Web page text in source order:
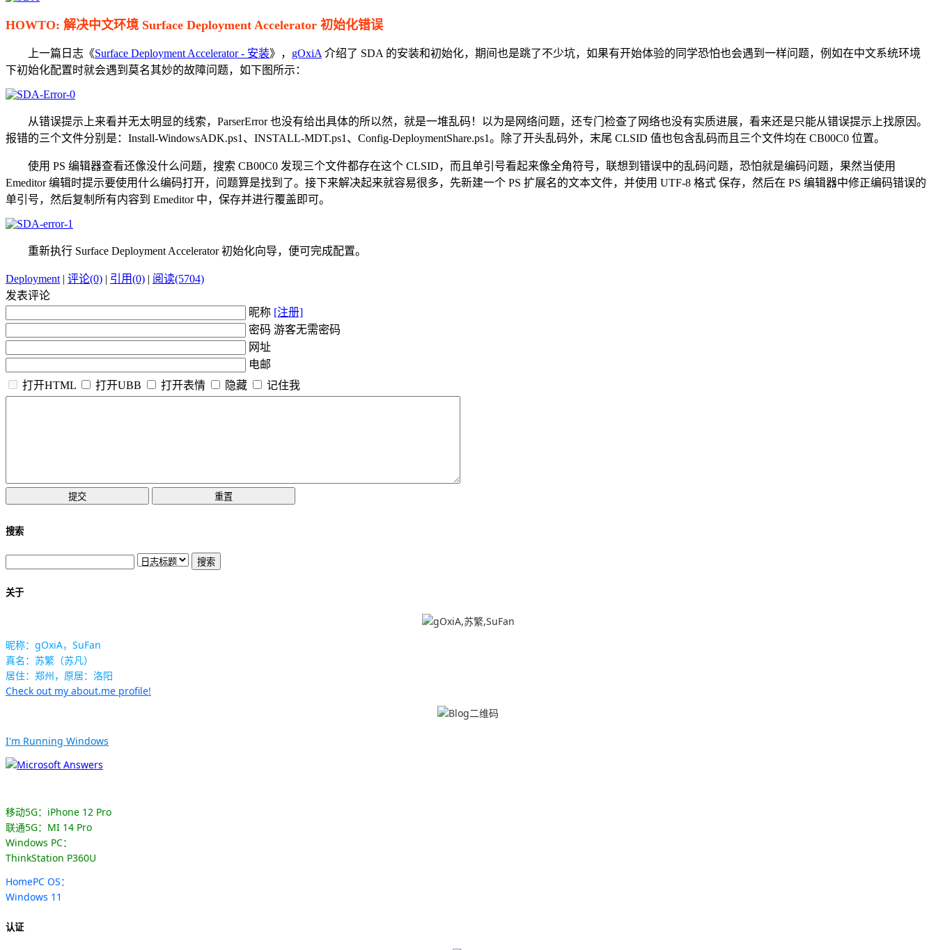
HOWTO: 解决中文环境 Surface Deployment Accelerator 初始化错误
上一篇日志《Surface Deployment Accelerator - 安装》， gOxiA介绍了 SDA 的安装和初始化，期间也是跳了不少坑，如果有开始体验的同学恐怕也会遇到一样问题，例如在中文系统环境
下初始化配置时就会遇到莫名其妙的故障问题，如下图所示：
从错误提示上来看并无太明显的线索，ParserError 也没有给出具体的所以然，就是一堆乱码！以为是网络问题，还专门检查了网络也没有实质进展，看来还是只能从错误提示上找原因。
报错的三个文件分别是：Install-WindowsADK.ps1、INSTALL-MDT.ps1、Config-DeploymentShare.ps1。除了开头乱码外，末尾 CLSID 值也包含乱码而且三个文件均在 CB00C0 位置。
使用 PS 编辑器查看还像没什么问题，搜索 CB00C0 发现三个文件都存在这个 CLSID，而且单引号看起来像全角符号，联想到错误中的乱码问题，恐怕就是编码问题，果然当使用
Emeditor 编辑时提示要使用什么编码打开，问题算是找到了。接下来解决起来就容易很多，先新建一个 PS 扩展名的文本文件，并使用 UTF-8 格式 保存，然后在 PS 编辑器中修正编码错误的
单引号，然后复制所有内容到 Emeditor 中，保存并进行覆盖即可。
重新执行 Surface Deployment Accelerator 初始化向导，便可完成配置。
Deployment| 评论(0) | 引用(0) | 阅读(5704)
发表评论
昵称 [注册]
密码 游客无需密码
网址
电邮
打开HTML
打开UBB 打开表情 隐藏 记住我
搜索
关于
昵称：gOxiA，SuFan
真名：苏繁（苏凡）
居住：郑州，原居：洛阳
Check out my about.me profile!
I'm Running Windows
移动5G：iPhone 12 Pro
联通5G：MI 14 Pro
Windows PC：
ThinkStation P360U
HomePC OS：
Windows 11
认证